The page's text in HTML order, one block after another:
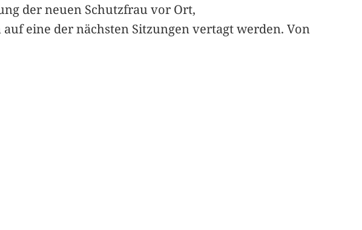
der neuen Schutzfrau vor Ort,
eine der nächsten Sitzungen vertagt werden. Von